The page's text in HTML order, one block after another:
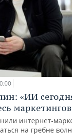
«ИИ
интернет-
на гребне